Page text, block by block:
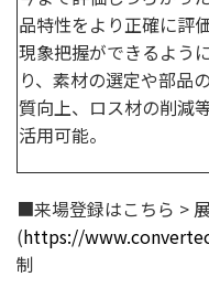
品特性をより正確に評価
現象把握ができるよう
り、素材の選定や部品
質向上、ロス材の削減
活用可能。
■来場登録はこちら >
(https://
制